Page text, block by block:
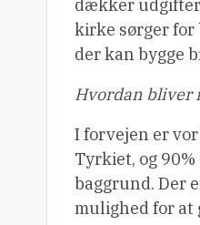
dækker
kirke sørger for
der kan bygge
Hvordan bliver
I forvejen er
Tyrkiet, og
baggrund. Der
mulighed for at